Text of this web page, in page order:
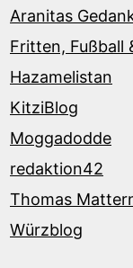
Aranitas
Fritten, Fußball
Hazamelistan
KitziBlog
Moggadodde
redaktion42
Thomas
Würzblog